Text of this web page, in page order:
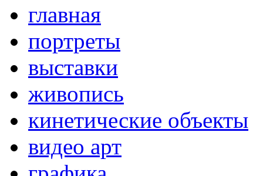
главная
портреты
выставки
живопись
кинетические объекты
видео арт